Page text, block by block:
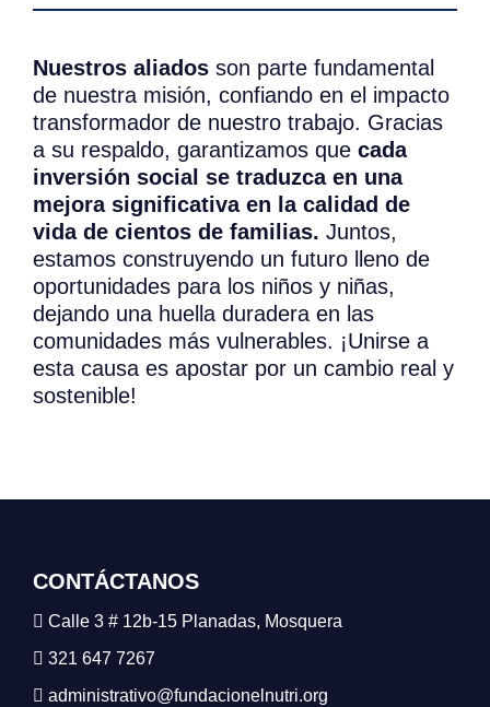
Nuestros aliados son parte fundamental
de nuestra misión, confiando en el impacto
transformador de nuestro trabajo. Gracias
a su respaldo, garantizamos que cada
inversión social se traduzca en una
mejora significativa en la calidad de
vida de cientos de familias. Juntos,
estamos construyendo un futuro lleno de
oportunidades para los niños y niñas,
dejando una huella duradera en las
comunidades más vulnerables. ¡Unirse a
esta causa es apostar por un cambio real y
sostenible!
CONTÁCTANOS
Calle 3 # 12b-15 Planadas, Mosquera
321 647 7267
administrativo@fundacionelnutri.org